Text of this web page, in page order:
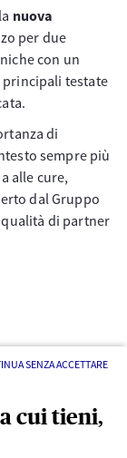
cui tieni,
SENZA ACCETTARE
nuova
per due
con un
principali testate
di
sempre più
alle cure,
dal Gruppo
di partner